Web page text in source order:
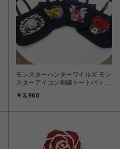
モンスターハンターワイルズ モン
スターアイコン刺繍トートバッグ
￥3,960